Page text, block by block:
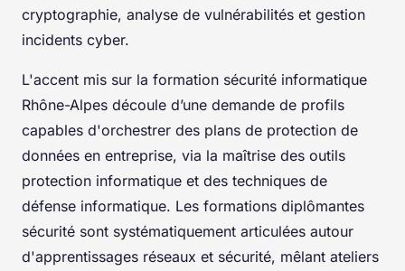
cryptographie, analyse de vulnérabilités et gestion
incidents cyber.
L'accent mis sur la formation sécurité informatique
Rhône-Alpes découle d’une demande de profils
capables d'orchestrer des plans de protection de
données en entreprise, via la maîtrise des outils
protection informatique et des techniques de
défense informatique. Les formations diplômantes
sécurité sont systématiquement articulées autour
d'apprentissages réseaux et sécurité, mêlant ateliers